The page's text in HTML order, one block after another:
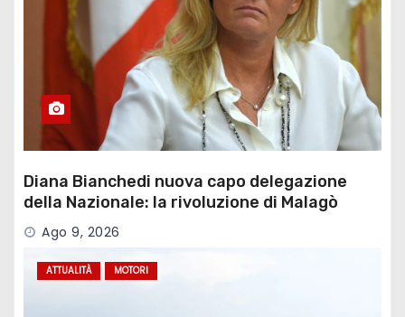
Diana Bianchedi nuova capo delegazione
della Nazionale: la rivoluzione di Malagò
Ago 9, 2026
ATTUALITÀ MOTORI